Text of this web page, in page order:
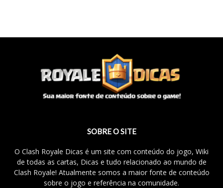
SOBRE O SITE
O Clash Royale Dicas é um site com conteúdo do jogo, Wiki
de todas as cartas, Dicas e tudo relacionado ao mundo de
Clash Royale! Atualmente somos a maior fonte de conteúdo
sobre o jogo e referência na comunidade.